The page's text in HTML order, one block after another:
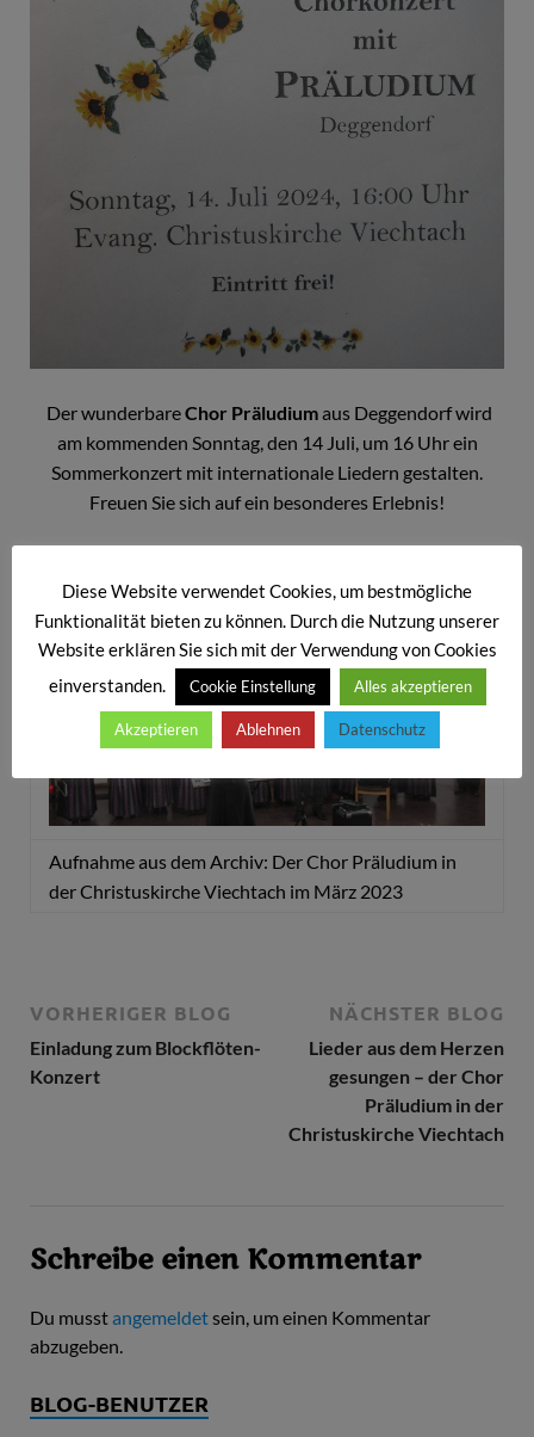
Der wunderbareChor Präludiumaus Deggendorf wird
am kommenden Sonntag, den 14 Juli, um 16 Uhr ein
Sommerkonzert mit internationale Liedern gestalten.
Freuen Sie sich auf ein besonderes Erlebnis!
Aufnahme aus dem Archiv: Der Chor Präludium in
der Christuskirche Viechtach im März 2023
VORHERIGER BLOG
Einladung zum Blockflöten-
Konzert
NÄCHSTER BLOG
Lieder aus dem Herzen
gesungen – der Chor
Präludium in der
Christuskirche Viechtach
Schreibe einen Kommentar
Du musstangemeldetsein, um einen Kommentar
abzugeben.
BLOG-BENUTZER
Diese Website verwendet Cookies, um bestmögliche
Funktionalität bieten zu können. Durch die Nutzung unserer
Website erklären Sie sich mit der Verwendung von Cookies
einverstanden.
Cookie Einstellung Alles akzeptieren
Akzeptieren Ablehnen Datenschutz